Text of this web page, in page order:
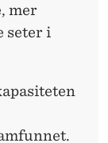
mer
seter i